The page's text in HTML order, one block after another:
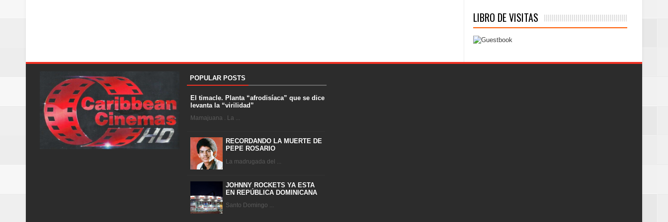
LIBRO DE VISITAS
POPULAR POSTS
El timacle. Planta “afrodisíaca” que se dice
levanta la “virilidad”
Mamajuana . La ...
RECORDANDO LA MUERTE DE
PEPE ROSARIO
La madrugada del ...
JOHNNY ROCKETS YA ESTA
EN REPÚBLICA DOMINICANA
Santo Domingo ...